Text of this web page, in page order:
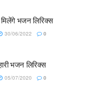
भजन लिरिक्स
30/06/2022 0
भजन लिरिक्स
05/07/2020 0